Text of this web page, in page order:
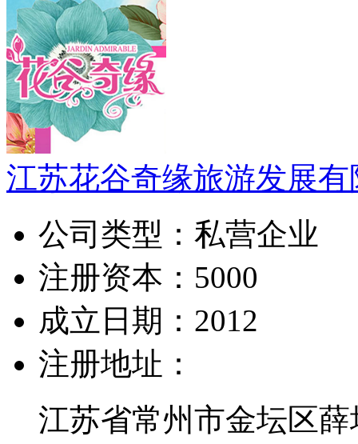
江苏花谷奇缘旅游发展有
公司类型： 私营企业
注册资本： 5000
成立日期： 2012
注册地址：
江苏省常州市金坛区